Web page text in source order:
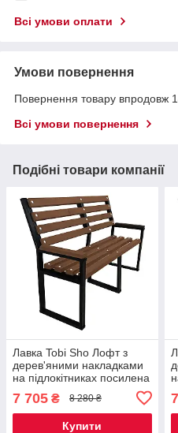
Всі умови оплати
Умови повернення
Повернення товару впродовж
Всі умови повернення
Подібні товари компанії
Лавка Tobi Sho Лофт з
дерев'яними накладками
на підлокітниках посилена
7 705 ₴ 8 280 ₴
Купити